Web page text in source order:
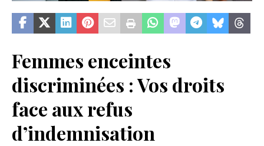
Femmes enceintes
discriminées : Vos droits
face aux refus
d’indemnisation